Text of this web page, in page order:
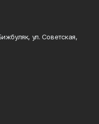
ул. Советская,